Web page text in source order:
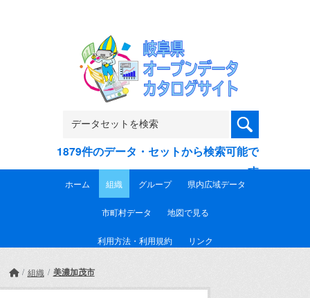
1879件のデータ・セットから検索可能で
す
ホーム 組織 グループ 県内広域データ
市町村データ 地図で見る
利用方法・利用規約 リンク
組織 美濃加茂市